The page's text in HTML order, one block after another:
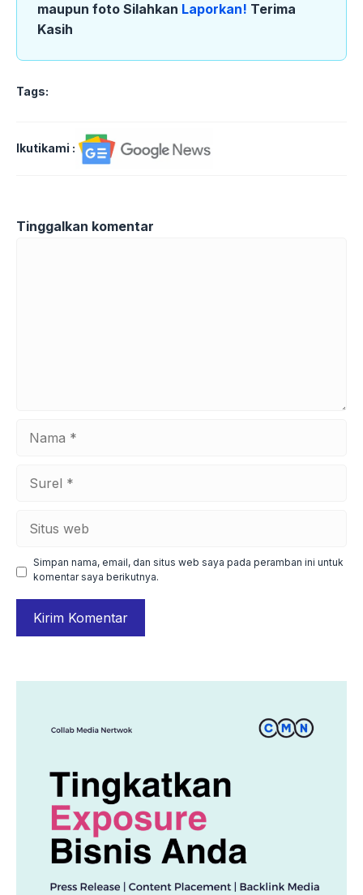
maupun foto Silahkan Laporkan! Terima
Kasih
Tags:
Ikutikami :
Tinggalkan komentar
web
Simpan nama, email, dan situs web saya pada peramban ini untuk
komentar saya berikutnya.